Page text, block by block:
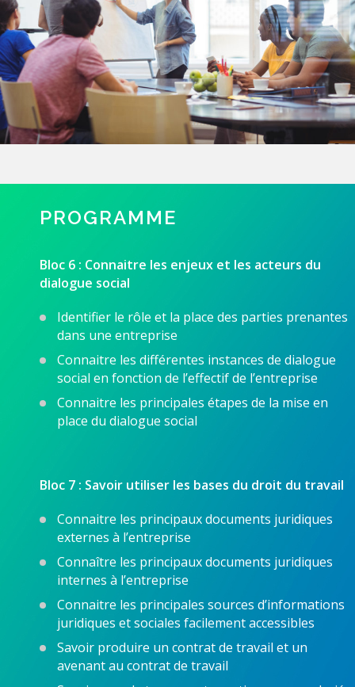
PROGRAMME
Bloc 6 : Connaitre les enjeux et les acteurs du
dialogue social
Identifier le rôle et la place des parties prenantes
dans une entreprise
Connaitre les différentes instances de dialogue
social en fonction de l’effectif de l’entreprise
Connaitre les principales étapes de la mise en
place du dialogue social
Bloc 7 : Savoir utiliser les bases du droit du travail
Connaitre les principaux documents juridiques
externes à l’entreprise
Connaître les principaux documents juridiques
internes à l’entreprise
Connaitre les principales sources d’informations
juridiques et sociales facilement accessibles
Savoir produire un contrat de travail et un
avenant au contrat de travail